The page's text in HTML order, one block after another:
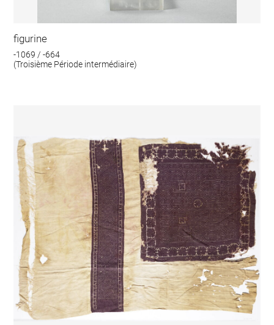
figurine
-1069 / -664
(Troisième Période intermédiaire)